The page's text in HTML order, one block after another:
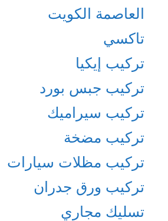
العاصمة الكويت
تاكسي
تركيب إيكيا
تركيب جبس بورد
تركيب سيراميك
تركيب مضخة
تركيب مظلات سيارات
تركيب ورق جدران
تسليك مجاري